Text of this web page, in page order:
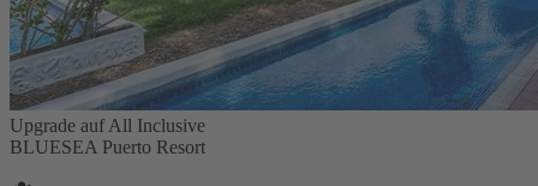
Upgrade auf All Inclusive
BLUESEA Puerto Resort